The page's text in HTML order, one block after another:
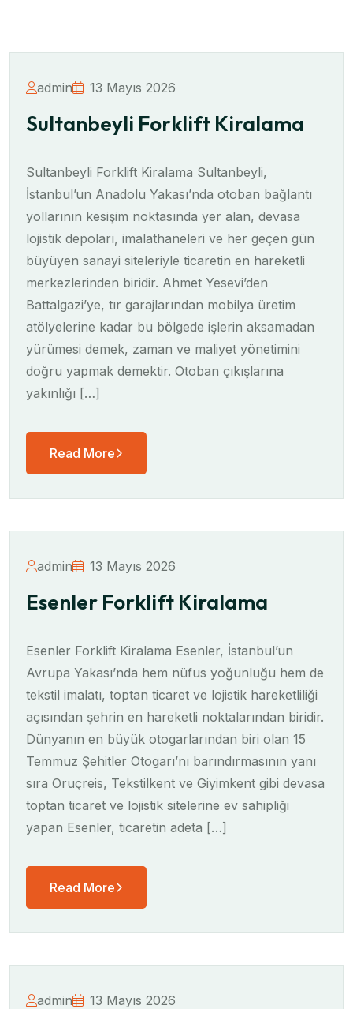
admin 13 Mayıs 2026
Sultanbeyli Forklift Kiralama
Sultanbeyli Forklift Kiralama Sultanbeyli,
İstanbul’un Anadolu Yakası’nda otoban bağlantı
yollarının kesişim noktasında yer alan, devasa
lojistik depoları, imalathaneleri ve her geçen gün
büyüyen sanayi siteleriyle ticaretin en hareketli
merkezlerinden biridir. Ahmet Yesevi’den
Battalgazi’ye, tır garajlarından mobilya üretim
atölyelerine kadar bu bölgede işlerin aksamadan
yürümesi demek, zaman ve maliyet yönetimini
doğru yapmak demektir. Otoban çıkışlarına
yakınlığı […]
Read More
admin 13 Mayıs 2026
Esenler Forklift Kiralama
Esenler Forklift Kiralama Esenler, İstanbul’un
Avrupa Yakası’nda hem nüfus yoğunluğu hem de
tekstil imalatı, toptan ticaret ve lojistik hareketliliği
açısından şehrin en hareketli noktalarından biridir.
Dünyanın en büyük otogarlarından biri olan 15
Temmuz Şehitler Otogarı’nı barındırmasının yanı
sıra Oruçreis, Tekstilkent ve Giyimkent gibi devasa
toptan ticaret ve lojistik sitelerine ev sahipliği
yapan Esenler, ticaretin adeta […]
Read More
admin 13 Mayıs 2026